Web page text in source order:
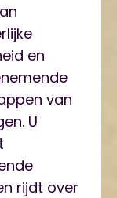
en
van
U
rijdt over